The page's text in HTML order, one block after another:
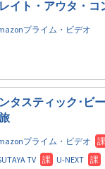
osusume-
osusume-
osusume-
イト・アウタ・コ
タスティック･ビ